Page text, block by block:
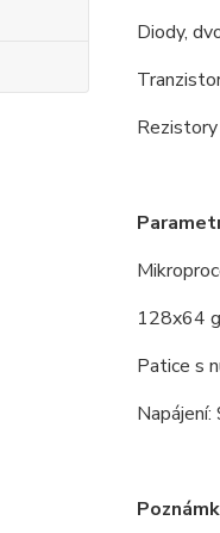
Diody,
128x64
Patice s